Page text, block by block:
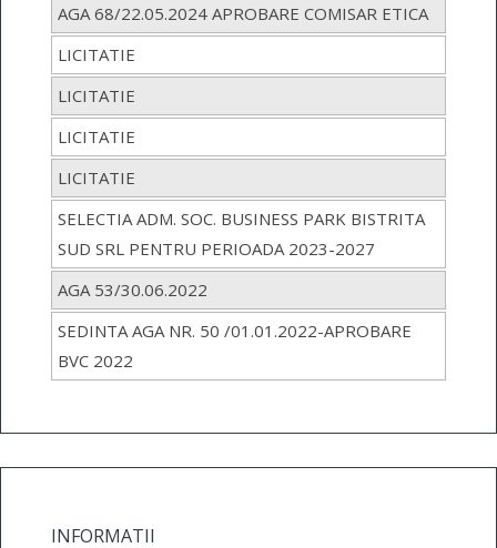
AGA 68/22.05.2024 APROBARE COMISAR ETICA
LICITATIE
LICITATIE
LICITATIE
LICITATIE
SELECTIA ADM. SOC. BUSINESS PARK BISTRITA
SUD SRL PENTRU PERIOADA 2023-2027
AGA 53/30.06.2022
SEDINTA AGA NR. 50 /01.01.2022-APROBARE
BVC 2022
INFORMATII